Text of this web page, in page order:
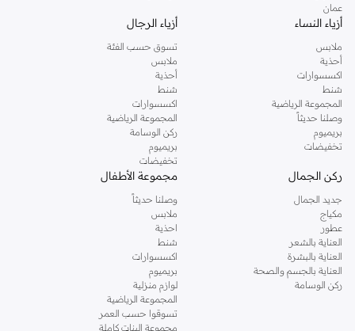
عمان
أزياء النساء
ملابس
أحذية
اكسسوارات
شنط
المجموعة الرياضية
وصلنا حديثاً
بريميوم
تخفيضات
أزياء الرجال
تسوق حسب الفئة
ملابس
أحذية
شنط
اكسسوارات
المجموعة الرياضية
ركن الوسامة
بريميوم
تخفيضات
ركن الجمال
جديد الجمال
مكياج
عطور
العناية بالشعر
العناية بالبشرة
العناية بالجسم والصحة
ركن الوسامة
مجموعة الأطفال
وصلنا حديثاً
ملابس
احذية
شنط
اكسسوارات
بريميوم
لوازم منزلية
المجموعة الرياضية
تسوقوا حسب العمر
مجموعة البنات كاملة